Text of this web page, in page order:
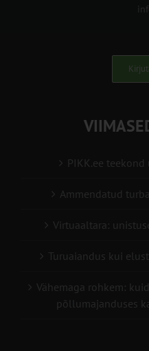
PIKK.ee
Ammendatud
Virtuaaltara:
Turuaiandus kui
Vähemaga rohkem:
põllumajanduses